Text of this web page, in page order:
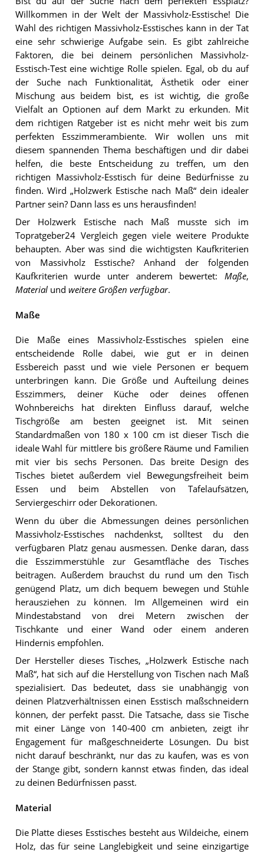
Willkommen in der Welt der Massivholz-Esstische! Die
Wahl des richtigen Massivholz-Esstisches kann in der Tat
eine sehr schwierige Aufgabe sein. Es gibt zahlreiche
Faktoren, die bei deinem persönlichen Massivholz-
Esstisch-Test eine wichtige Rolle spielen. Egal, ob du auf
der Suche nach Funktionalität, Ästhetik oder einer
Mischung aus beidem bist, es ist wichtig, die große
Vielfalt an Optionen auf dem Markt zu erkunden. Mit
dem richtigen Ratgeber ist es nicht mehr weit bis zum
perfekten Esszimmerambiente. Wir wollen uns mit
diesem spannenden Thema beschäftigen und dir dabei
helfen, die beste Entscheidung zu treffen, um den
richtigen Massivholz-Esstisch für deine Bedürfnisse zu
finden. Wird „Holzwerk Estische nach Maß“ dein idealer
Partner sein? Dann lass es uns herausfinden!
Der Holzwerk Estische nach Maß musste sich im
Topratgeber24 Vergleich gegen viele weitere Produkte
behaupten. Aber was sind die wichtigsten Kaufkriterien
von Massivholz Esstische? Anhand der folgenden
Kaufkriterien wurde unter anderem bewertet: Maße,
Materialund weitere Größen verfügbar.
Maße
Die Maße eines Massivholz-Esstisches spielen eine
entscheidende Rolle dabei, wie gut er in deinen
Essbereich passt und wie viele Personen er bequem
unterbringen kann. Die Größe und Aufteilung deines
Esszimmers, deiner Küche oder deines offenen
Wohnbereichs hat direkten Einfluss darauf, welche
Tischgröße am besten geeignet ist. Mit seinen
Standardmaßen von 180 x 100 cm ist dieser Tisch die
ideale Wahl für mittlere bis größere Räume und Familien
mit vier bis sechs Personen. Das breite Design des
Tisches bietet außerdem viel Bewegungsfreiheit beim
Essen und beim Abstellen von Tafelaufsätzen,
Serviergeschirr oder Dekorationen.
Wenn du über die Abmessungen deines persönlichen
Massivholz-Esstisches nachdenkst, solltest du den
verfügbaren Platz genau ausmessen. Denke daran, dass
die Esszimmerstühle zur Gesamtfläche des Tisches
beitragen. Außerdem brauchst du rund um den Tisch
genügend Platz, um dich bequem bewegen und Stühle
herausziehen zu können. Im Allgemeinen wird ein
Mindestabstand von drei Metern zwischen der
Tischkante und einer Wand oder einem anderen
Hindernis empfohlen.
Der Hersteller dieses Tisches, „Holzwerk Estische nach
Maß“, hat sich auf die Herstellung von Tischen nach Maß
spezialisiert. Das bedeutet, dass sie unabhängig von
deinen Platzverhältnissen einen Esstisch maßschneidern
können, der perfekt passt. Die Tatsache, dass sie Tische
mit einer Länge von 140-400 cm anbieten, zeigt ihr
Engagement für maßgeschneiderte Lösungen. Du bist
nicht darauf beschränkt, nur das zu kaufen, was es von
der Stange gibt, sondern kannst etwas finden, das ideal
zu deinen Bedürfnissen passt.
Material
Die Platte dieses Esstisches besteht aus Wildeiche, einem
Holz, das für seine Langlebigkeit und seine einzigartige